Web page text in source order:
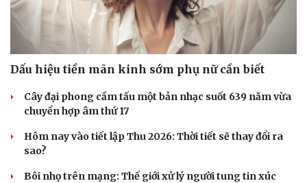
Dấu hiệu tiền mãn kinh sớm phụ nữ cần biết
Cây đại phong cầm tấu một bản nhạc suốt 639 năm vừa
chuyển hợp âm thứ 17
Hôm nay vào tiết lập Thu 2026: Thời tiết sẽ thay đổi ra
sao?
Bôi nhọ trên mạng: Thế giới xử lý người tung tin xúc